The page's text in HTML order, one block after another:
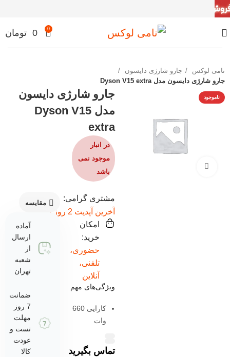
0
0 تومان
نامی لوکس
جارو شارژی دایسون
جارو شارژی دایسون مدل Dyson V15 extra
ناموجود
برای بزرگنمایی کلیک کنید
جارو شارژی دایسون
مدل Dyson V15
extra
در انبار
موجود نمی
باشد
مشتری گرامی:
آخرین آپدیت 2 روز پیش
امکان
خرید:
حضوری،
تلفنی،
آنلاین
ویژگی‌های مهم
کارایی 660
وات
زباله 0.77 لیتر
تماس بگیرید
مقایسه
آماده
ارسال
از
شعبه
تهران
ضمانت
7 روز
مهلت
تست و
عودت
کالا